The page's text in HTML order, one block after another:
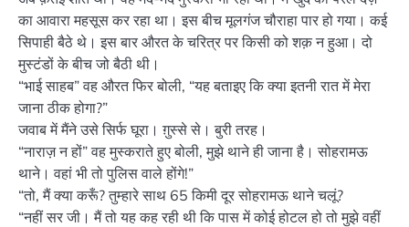
का आवारा महसूस कर रहा था। इस बीच मूलगंज चौराहा पार हो गया। कई
सिपाही बैठे थे। इस बार औरत के चरित्र पर किसी को शक़ न हुआ। दो
मुस्टंडों के बीच जो बैठी थी।
“भाई साहब” वह औरत फिर बोली, “यह बताइए कि क्या इतनी रात में मेरा
जाना ठीक होगा?”
जवाब में मैंने उसे सिर्फ घूरा। ग़ुस्से से। बुरी तरह।
“नाराज़ न हों” वह मुस्कराते हुए बोली, मुझे थाने ही जाना है। सोहरामऊ
थाने। वहां भी तो पुलिस वाले होंगे!”
“तो, मैं क्या करूँ? तुम्हारे साथ 65 किमी दूर सोहरामऊ थाने चलूं?
“नहीं सर जी। मैं तो यह कह रही थी कि पास में कोई होटल हो तो मुझे वहीं